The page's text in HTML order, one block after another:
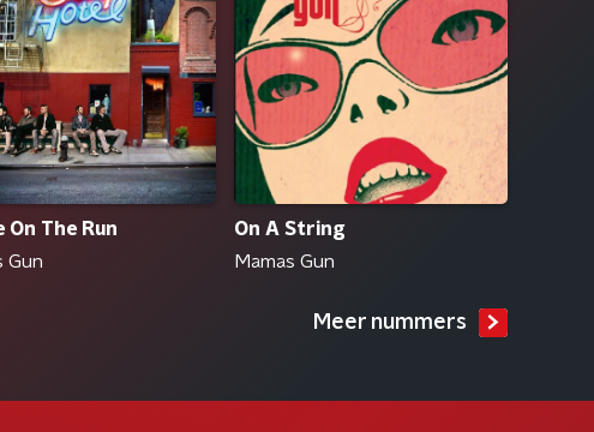
On The Run
Gun
On A String
Mamas Gun
Meer nummers